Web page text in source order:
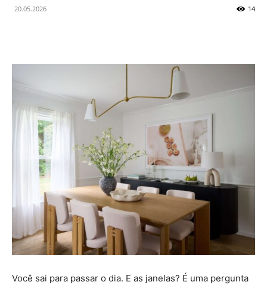
20.05.2026 14
Você sai para passar o dia. E as janelas? É uma pergunta